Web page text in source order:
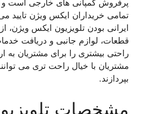
پرفروش کمپانی های خارجی است و
تمامی خریداران ایکس ویژن تایید
ایرانی بودن تلویزیون ایکس ویژن،
قطعات، لوازم جانبی و دریافت
راحتی بیشتری را برای مشتریان به
مشتریان با خیال راحت تری می
بپردازند.
مشخصات